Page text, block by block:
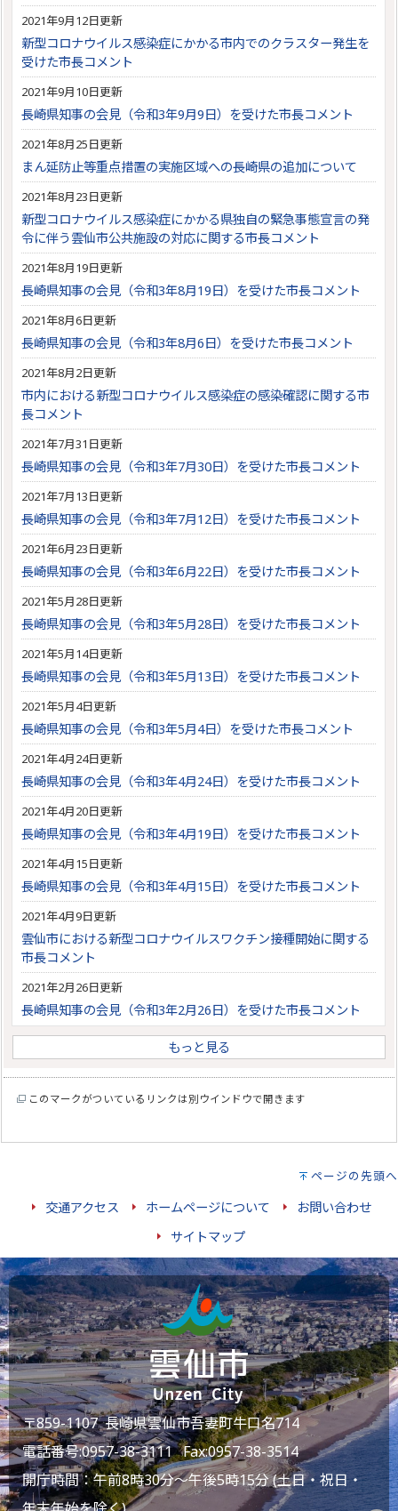
2021年9月12日更新
新型コロナウイルス感染症にかかる市内でのクラスター発生を
受けた市長コメント
2021年9月10日更新
長崎県知事の会見（令和3年9月9日）を受けた市長コメント
2021年8月25日更新
まん延防止等重点措置の実施区域への長崎県の追加について
2021年8月23日更新
新型コロナウイルス感染症にかかる県独自の緊急事態宣言の発
令に伴う雲仙市公共施設の対応に関する市長コメント
2021年8月19日更新
長崎県知事の会見（令和3年8月19日）を受けた市長コメント
2021年8月6日更新
長崎県知事の会見（令和3年8月6日）を受けた市長コメント
2021年8月2日更新
市内における新型コロナウイルス感染症の感染確認に関する市
長コメント
2021年7月31日更新
長崎県知事の会見（令和3年7月30日）を受けた市長コメント
2021年7月13日更新
長崎県知事の会見（令和3年7月12日）を受けた市長コメント
2021年6月23日更新
長崎県知事の会見（令和3年6月22日）を受けた市長コメント
2021年5月28日更新
長崎県知事の会見（令和3年5月28日）を受けた市長コメント
2021年5月14日更新
長崎県知事の会見（令和3年5月13日）を受けた市長コメント
2021年5月4日更新
長崎県知事の会見（令和3年5月4日）を受けた市長コメント
2021年4月24日更新
長崎県知事の会見（令和3年4月24日）を受けた市長コメント
2021年4月20日更新
長崎県知事の会見（令和3年4月19日）を受けた市長コメント
2021年4月15日更新
長崎県知事の会見（令和3年4月15日）を受けた市長コメント
2021年4月9日更新
雲仙市における新型コロナウイルスワクチン接種開始に関する
市長コメント
2021年2月26日更新
長崎県知事の会見（令和3年2月26日）を受けた市長コメント
もっと見る
このマークがついているリンクは別ウインドウで開きます
ページの先頭へ
交通アクセス ホームページについて
お問い合わせ
サイトマップ
〒859-1107 長崎県雲仙市吾妻町牛口名714
電話番号:0957-38-3111Fax:0957-38-3514
開庁時間：午前8時30分～午後5時15分 (土日・祝日・